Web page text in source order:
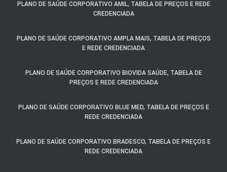
PLANO DE SAÚDE CORPORATIVO AMIL, TABELA DE PREÇOS E REDE
CREDENCIADA
PLANO DE SAÚDE CORPORATIVO AMPLA MAIS, TABELA DE PREÇOS
E REDE CREDENCIADA
PLANO DE SAÚDE CORPORATIVO BIOVIDA SAÚDE, TABELA DE
PREÇOS E REDE CREDENCIADA
PLANO DE SAÚDE CORPORATIVO BLUE MED, TABELA DE PREÇOS E
REDE CREDENCIADA
PLANO DE SAÚDE CORPORATIVO BRADESCO, TABELA DE PREÇOS E
REDE CREDENCIADA